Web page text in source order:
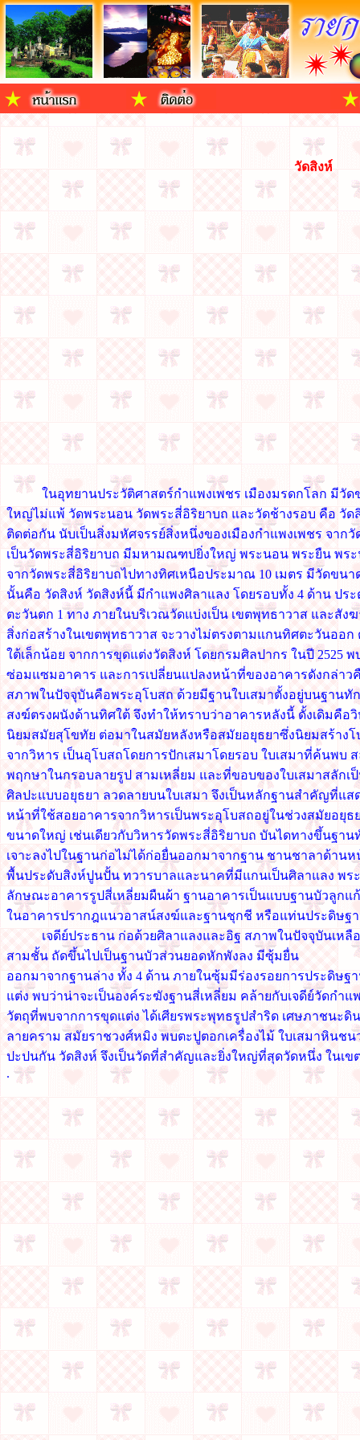
วัดสิงห์
ในอุทยานประวัติศาสตร์กำแพงเพชร เมืองมรดกโลก มีวัด
ใหญ่ไม่แพ้ วัดพระนอน วัดพระสี่อิริยาบถ และวัดช้างรอบ คือ วัด
ติดต่อกัน นับเป็นสิ่งมหัศจรรย์สิ่งหนึ่งของเมืองกำแพงเพชร จา
เป็นวัดพระสี่อิริยาบถ มีมหามณฑปยิ่งใหญ่ พระนอน พระยืน พร
จากวัดพระสี่อิริยาบถไปทางทิศเหนือประมาณ 10 เมตร มีวัดขน
นั้นคือ วัดสิงห์ วัดสิงห์นี้ มีกำแพงศิลาแลง โดยรอบทั้ง 4 ด้าน ปร
ตะวันตก 1 ทาง ภายในบริเวณวัดแบ่งเป็น เขตพุทธาวาส และสั
สิ่งก่อสร้างในเขตพุทธาวาส จะวางไม่ตรงตามแกนทิศตะวันออก
ใต้เล็กน้อย จากการขุดแต่งวัดสิงห์ โดยกรมศิลปากร ในปี 2525
ซ่อมแซมอาคาร และการเปลี่ยนแปลงหน้าที่ของอาคารดังกล่
สภาพในปัจจุบันคือพระอุโบสถ ด้วยมีฐานใบเสมาตั้งอยู่บนฐาน
สงฆ์ตรงผนังด้านทิศใต้ จึงทำให้ทราบว่าอาคารหลังนี้ ดั้งเดิมคื
นิยมสมัยสุโขทัย ต่อมาในสมัยหลังหรือสมัยอยุธยาซึ่งนิยมสร้าง
จากวิหาร เป็นอุโบสถโดยการปักเสมาโดยรอบ ใบเสมาที่ค้นพ
พฤกษาในกรอบลายรูป สามเหลี่ยม และที่ขอบของใบเสมาสลัก
ศิลปะแบบอยุธยา ลวดลายบนใบเสมา จึงเป็นหลักฐานสำคัญที่แส
หน้าที่ใช้สอยอาคารจากวิหารเป็นพระอุโบสถอยู่ในช่วงสมัยอยุ
ขนาดใหญ่ เช่นเดียวกับวิหารวัดพระสี่อิริยาบถ บันไดทางขึ้นฐ
เจาะลงไปในฐานก่อไม่ได้ก่อยื่นออกมาจากฐาน ชานชาลาด้า
พื้นประดับสิงห์ปูนปั้น ทวารบาลและนาคที่มีแกนเป็นศิลาแลง พ
ลักษณะอาคารรูปสี่เหลี่ยมผืนผ้า ฐานอาคารเป็นแบบฐานบัวลูกแก้
ในอาคารปรากฎแนวอาสน์สงฆ์และฐานชุกชี หรือแท่นประดิษฐ
เจดีย์ประธาน ก่อด้วยศิลาแลงและอิฐ สภาพในปัจจุบันเห
สามชั้น ถัดขึ้นไปเป็นฐานบัวส่วนยอดหักพังลง มีซุ้มยื่น
ออกมาจากฐานล่าง ทั้ง 4 ด้าน ภายในซุ้มมีร่องรอยการประดิษ
แต่ง พบว่าน่าจะเป็นองค์ระฆังฐานสี่เหลี่ยม คล้ายกับเจดีย์วัดกำ
วัตถุที่พบจากการขุดแต่ง ได้เศียรพระพุทธรูปสำริด เศษภาชนะดิ
ลายคราม สมัยราชวงศ์หมิง พบตะปูตอกเครื่องไม้ ใบเสมาหิน
ปะปนกัน วัดสิงห์ จึงเป็นวัดที่สำคัญและยิ่งใหญ่ที่สุดวัดหนึ่ง ใน
.